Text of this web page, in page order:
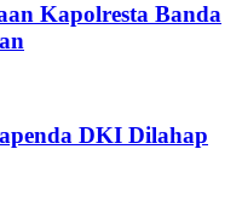
Kapolresta Banda
DKI Dilahap